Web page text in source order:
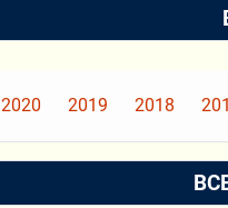
2020 2019 2018